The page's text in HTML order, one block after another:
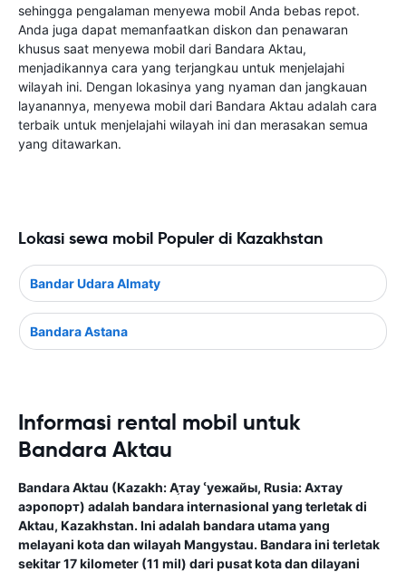
sehingga pengalaman menyewa mobil Anda bebas repot.
Anda juga dapat memanfaatkan diskon dan penawaran
khusus saat menyewa mobil dari Bandara Aktau,
menjadikannya cara yang terjangkau untuk menjelajahi
wilayah ini. Dengan lokasinya yang nyaman dan jangkauan
layanannya, menyewa mobil dari Bandara Aktau adalah cara
terbaik untuk menjelajahi wilayah ini dan merasakan semua
yang ditawarkan.
Lokasi sewa mobil Populer di Kazakhstan
Bandar Udara Almaty
Bandara Astana
Informasi rental mobil untuk
Bandara Aktau
Bandara Aktau (Kazakh: А֛тау ՙуежайы, Rusia: Ахтау
аэропорт) adalah bandara internasional yang terletak di
Aktau, Kazakhstan. Ini adalah bandara utama yang
melayani kota dan wilayah Mangystau. Bandara ini terletak
sekitar 17 kilometer (11 mil) dari pusat kota dan dilayani